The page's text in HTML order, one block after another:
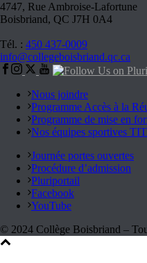
4747, Rue Ambroise-Lafortune
Boisbriand, QC J7H 0A4
Tél. : 450 437-0009
info@collegeboisbriand.qc.ca
Nous joindre
Programme Accès à la
Programme de mise en
Nos équipes sportives
Journée portes ouvertes
Procédure d’admission
Pluriportail
Facebook
YouTube
© 2024 Collège Boisbriand –